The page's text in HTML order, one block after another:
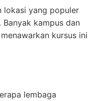
lokasi yang populer
kampus dan
kursus ini
lembaga